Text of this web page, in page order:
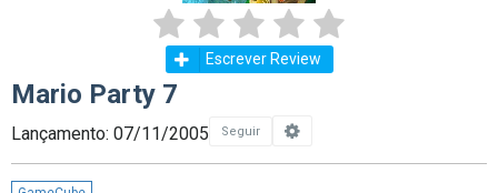
Escrever Review
Mario Party 7
Lançamento: 07/11/2005 Seguir